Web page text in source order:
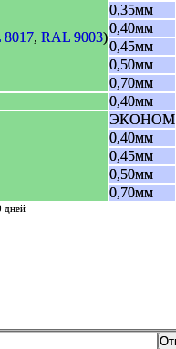
, RAL 9003)
0,35мм
0,40мм
0,45мм
0,50мм
0,70мм
0,40мм
ЭКОНОМ
0,40мм
0,45мм
0,50мм
0,70мм
дней